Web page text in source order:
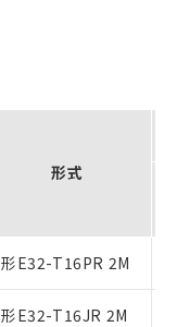
形式
形E32-T16PR 2M
形E32-T16JR 2M